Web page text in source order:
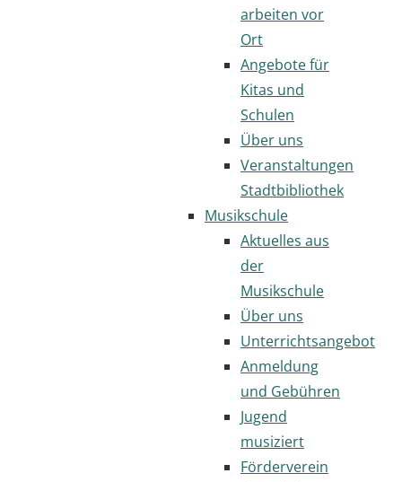
arbeiten vor
Ort
Angebote für
Kitas und
Schulen
Über uns
Veranstaltungen
Stadtbibliothek
Musikschule
Aktuelles aus
der
Musikschule
Über uns
Unterrichtsangebot
Anmeldung
und Gebühren
Jugend
musiziert
Förderverein